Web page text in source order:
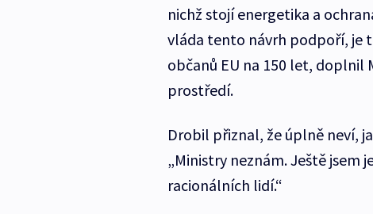
nichž stojí energetika a
vláda tento návrh podpoří, je
občanů EU na 150 let,
prostředí.
Drobil přiznal, že úplně neví,
„Ministry neznám. Ještě jsem
racionálních lidí.“